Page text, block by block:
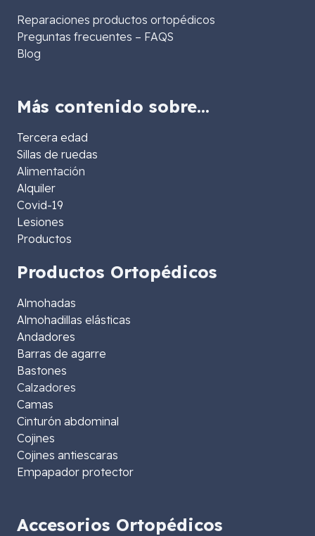
Reparaciones productos ortopédicos
Preguntas frecuentes – FAQS
Blog
Más contenido sobre…
Tercera edad
Sillas de ruedas
Alimentación
Alquiler
Covid-19
Lesiones
Productos
Productos Ortopédicos
Almohadas
Almohadillas elásticas
Andadores
Barras de agarre
Bastones
Calzadores
Camas
Cinturón abdominal
Cojines
Cojines antiescaras
Empapador protector
Accesorios Ortopédicos